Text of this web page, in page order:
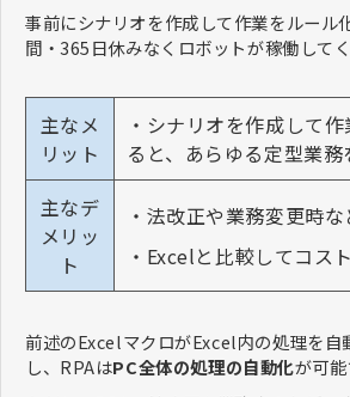
事前にシナリオを作成して作業をルール
間・365日休みなくロボットが稼働してく
主なメ
リット
・シナリオを作成して
ると、あらゆる定型業
主なデ
メリッ
ト
・法改正や業務変更時
・Excelと比較してコス
前述のExcelマクロがExcel内の処理を自
し、RPAはPC全体の処理の自動化が可能